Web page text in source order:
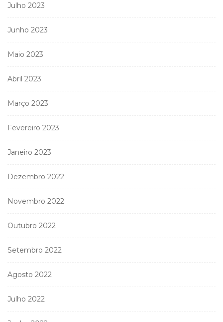
Julho 2023
Junho 2023
Maio 2023
Abril 2023
Março 2023
Fevereiro 2023
Janeiro 2023
Dezembro 2022
Novembro 2022
Outubro 2022
Setembro 2022
Agosto 2022
Julho 2022